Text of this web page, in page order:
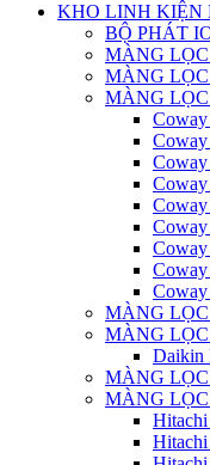
KHO LINH KIỆN
BỘ PHÁT
MÀNG
MÀNG
MÀNG
MÀNG
MÀNG
Daikin
MÀNG
MÀNG